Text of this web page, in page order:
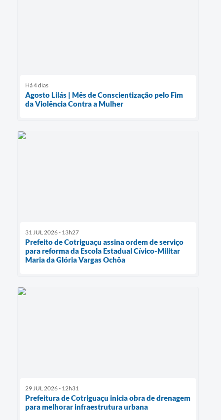
Há 4 dias
Agosto Lilás | Mês de Conscientização pelo Fim
da Violência Contra a Mulher
31 JUL 2026 - 13h27
Prefeito de Cotriguaçu assina ordem de serviço
para reforma da Escola Estadual Cívico-Militar
Maria da Glória Vargas Ochôa
29 JUL 2026 - 12h31
Prefeitura de Cotriguaçu inicia obra de drenagem
para melhorar infraestrutura urbana